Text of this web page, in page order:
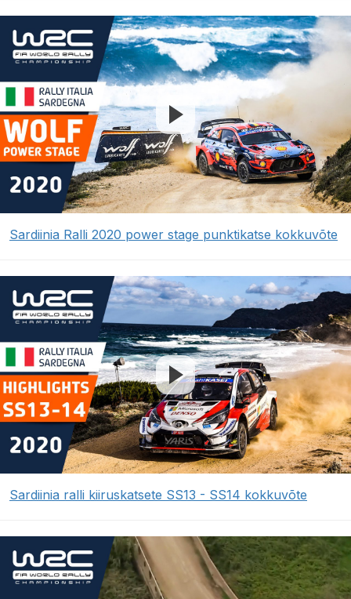
Sardiinia Ralli 2020 power stage punktikatse kokkuvõte
Sardiinia ralli kiiruskatsete SS13 - SS14 kokkuvõte